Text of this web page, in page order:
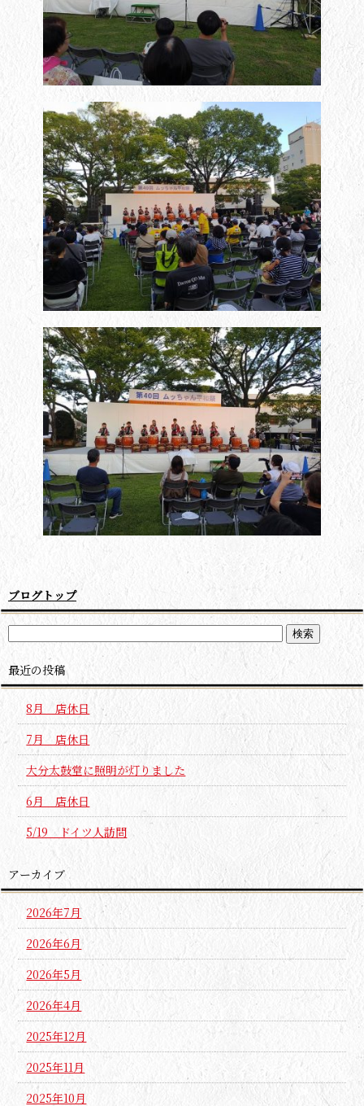
ブログトップ
最近の投稿
8月 店休日
7月 店休日
大分太鼓堂に照明が灯りました
6月 店休日
5/19 ドイツ人訪問
アーカイブ
2026年7月
2026年6月
2026年5月
2026年4月
2025年12月
2025年11月
2025年10月